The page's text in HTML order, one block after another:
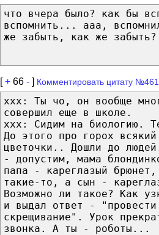
что вчера было? как бы
вспомнить... ааа,
же забыть, как же
[+ 66 - ] Комментировать цитату
xxx: Ты чо, он вообще
совершил еще в школе.
xxx: Сидим на биологию.
До этого про горох
цветочки.. Дошли до
- допустим, мама
папа - кареглазый брюнет,
такие-то, а сын -
Возможно ли такое? Как
и выдал ответ - "провести
скрещивание". Урок
звонка. А ты - роботы...